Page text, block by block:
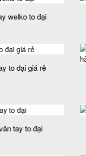
welko to đại
to đại giá rẻ
tay to đại